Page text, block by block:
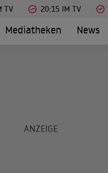
TV 20:15 IM TV
Mediatheken News